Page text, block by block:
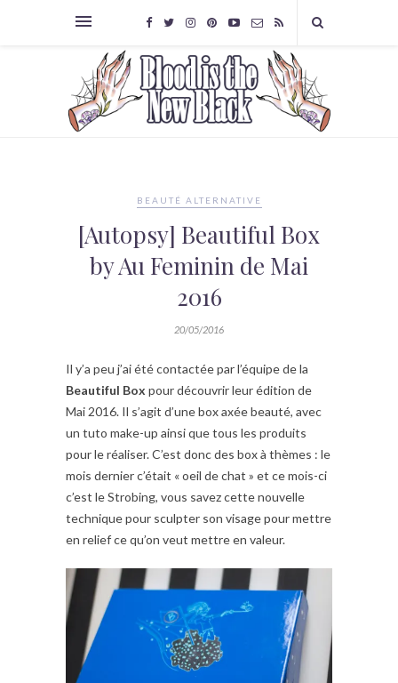
BEAUTÉ ALTERNATIVE
[Autopsy] Beautiful Box
by Au Feminin de Mai
2016
20/05/2016
Il y’a peu j’ai été contactée par l’équipe de la
Beautiful Box pour découvrir leur édition de
Mai 2016. Il s’agit d’une box axée beauté, avec
un tuto make-up ainsi que tous les produits
pour le réaliser. C’est donc des box à thèmes : le
mois dernier c’était « oeil de chat » et ce mois-ci
c’est le Strobing, vous savez cette nouvelle
technique pour sculpter son visage pour mettre
en relief ce qu’on veut mettre en valeur.